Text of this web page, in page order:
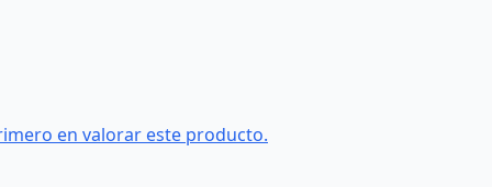
en valorar este producto.